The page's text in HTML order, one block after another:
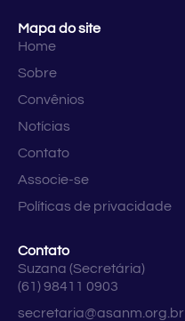
Mapa do site
Home
Sobre
Convênios
Notícias
Contato
Associe-se
Políticas de privacidade
Contato
Suzana (Secretária)
(61) 98411 0903
secretaria@asanm.org.br